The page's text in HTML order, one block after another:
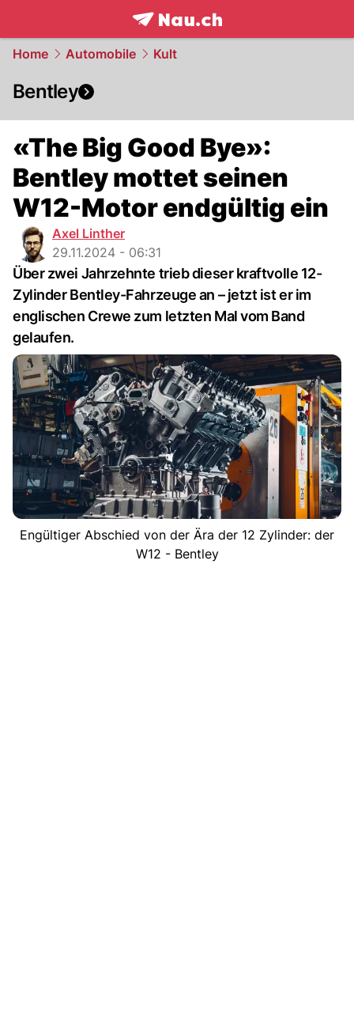
frontpage.NAU.ch
Home Automobile Kult
Bentley
«The Big Good Bye»:
Bentley mottet seinen
W12-Motor endgültig ein
Axel Linther
29.11.2024 - 06:31
Über zwei Jahrzehnte trieb dieser kraftvolle 12-
Zylinder Bentley-Fahrzeuge an – jetzt ist er im
englischen Crewe zum letzten Mal vom Band
gelaufen.
Engültiger Abschied von der Ära der 12 Zylinder: der
W12 - Bentley